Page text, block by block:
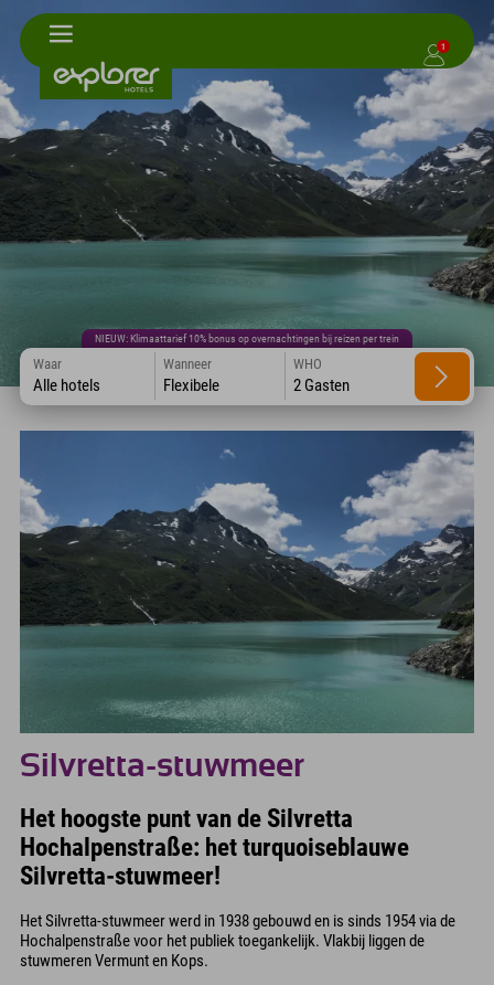
1
NIEUW: Klimaattarief 10% bonus op overnachtingen bij reizen per trein
Waar
Alle hotels
Wanneer
Flexibele
WHO
2 Gasten
Silvretta-stuwmeer
Het hoogste punt van de Silvretta
Hochalpenstraße: het turquoiseblauwe
Silvretta-stuwmeer!
Het Silvretta-stuwmeer werd in 1938 gebouwd en is sinds 1954 via de
Hochalpenstraße voor het publiek toegankelijk. Vlakbij liggen de
stuwmeren Vermunt en Kops.